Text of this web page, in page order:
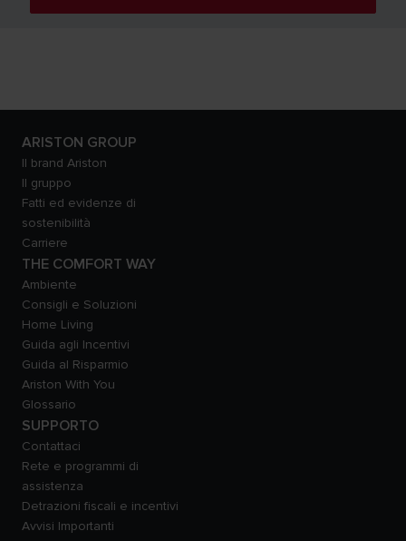
ARISTON GROUP
Il brand Ariston
Il gruppo
Fatti ed evidenze di
sostenibilità
Carriere
THE COMFORT WAY
Ambiente
Consigli e Soluzioni
Home Living
Guida agli Incentivi
Guida al Risparmio
Ariston With You
Glossario
SUPPORTO
Contattaci
Rete e programmi di
assistenza
Detrazioni fiscali e incentivi
Avvisi Importanti